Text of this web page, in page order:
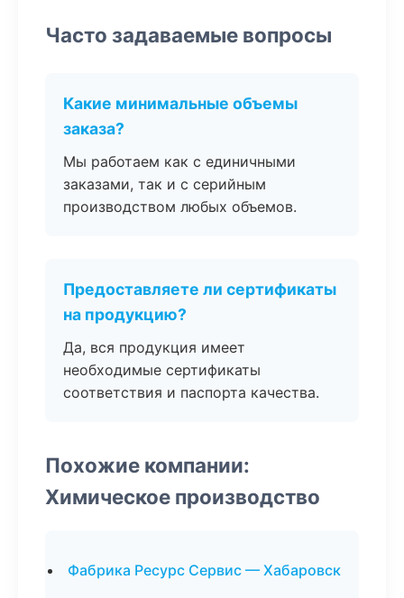
Часто задаваемые вопросы
Какие минимальные объемы
заказа?
Мы работаем как с единичными
заказами, так и с серийным
производством любых объемов.
Предоставляете ли сертификаты
на продукцию?
Да, вся продукция имеет
необходимые сертификаты
соответствия и паспорта качества.
Похожие компании:
Химическое производство
Фабрика Ресурс Сервис — Хабаровск